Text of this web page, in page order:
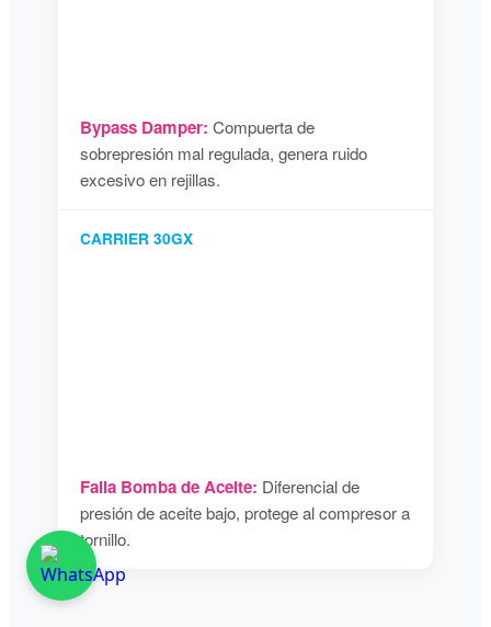
Bypass Damper: Compuerta de
sobrepresión mal regulada, genera ruido
excesivo en rejillas.
CARRIER 30GX
Falla Bomba de Aceite: Diferencial de
presión de aceite bajo, protege al compresor a
tornillo.